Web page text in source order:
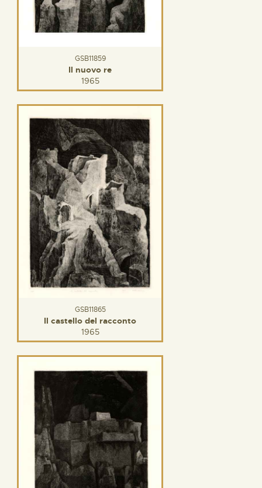
GSB11859
Il nuovo re
1965
GSB11865
Il castello del racconto
1965